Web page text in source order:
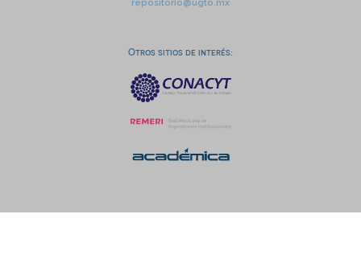
repositorio@ugto.mx
Otros sitios de interés: